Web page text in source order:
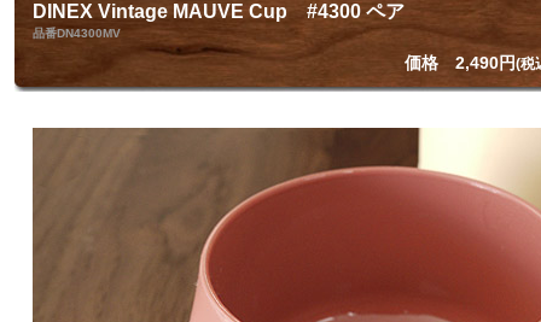
DINEX Vintage MAUVE Cup #4300 ペア
品番DN4300MV
価格 2,490円(税